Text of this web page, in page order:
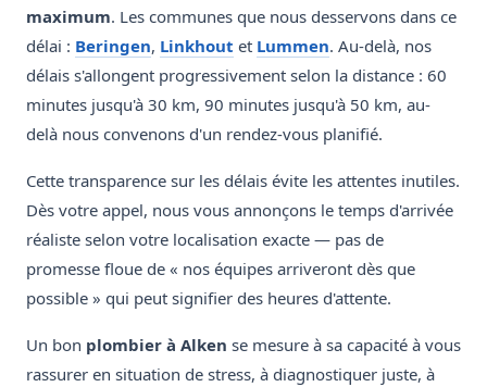
maximum. Les communes que nous desservons dans ce
délai : Beringen, Linkhout et Lummen. Au-delà, nos
délais s'allongent progressivement selon la distance : 60
minutes jusqu'à 30 km, 90 minutes jusqu'à 50 km, au-
delà nous convenons d'un rendez-vous planifié.
Cette transparence sur les délais évite les attentes inutiles.
Dès votre appel, nous vous annonçons le temps d'arrivée
réaliste selon votre localisation exacte — pas de
promesse floue de « nos équipes arriveront dès que
possible » qui peut signifier des heures d'attente.
Un bon plombier à Alken se mesure à sa capacité à vous
rassurer en situation de stress, à diagnostiquer juste, à